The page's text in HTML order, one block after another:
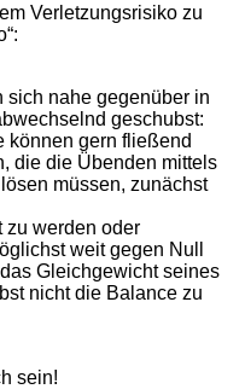
Verletzungsrisiko zu
sich nahe gegenüber in
geschubst:
können gern fließend
die die Übenden mittels
müssen, zunächst
zu werden oder
weit gegen Null
Gleichgewicht seines
nicht die Balance zu
sein!